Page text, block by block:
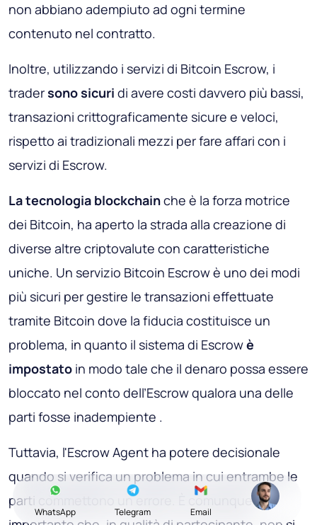
non abbiano adempiuto ad ogni termine
contenuto nel contratto.
Inoltre, utilizzando i servizi di Bitcoin Escrow, i
tradersono sicuri di avere costi davvero più bassi,
transazioni crittograficamente sicure e veloci,
rispetto ai tradizionali mezzi per fare affari con i
servizi di Escrow.
La tecnologia blockchainche è la forza motrice
dei Bitcoin, ha aperto la strada alla creazione di
diverse altre criptovalute con caratteristiche
uniche. Un servizio Bitcoin Escrow è uno dei modi
più sicuri per gestire le transazioni effettuate
tramite Bitcoin dove la fiducia costituisce un
problema, in quanto il sistema di Escrowè
impostato in modo tale che il denaro possa essere
bloccato nel conto dell’Escrow qualora una delle
parti fosse inadempiente .
Tuttavia, l'Escrow Agent ha potere decisionale
quando si verifica un problema in cui entrambe le
parti commettono un errore. È comunque
WhatsApp Telegram Email